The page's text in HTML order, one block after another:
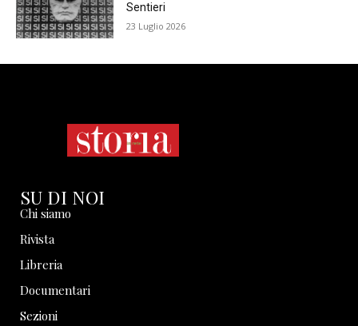
Sentieri
23 Luglio 2026
SU DI NOI
Chi siamo
Rivista
Libreria
Documentari
Sezioni